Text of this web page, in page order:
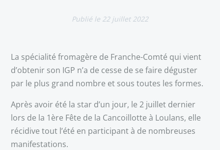
22 juillet 2022
La spécialité fromagère de Franche-Comté qui vient
d’obtenir son IGP n’a de cesse de se faire déguster
par le plus grand nombre et sous toutes les formes.
Après avoir été la star d’un jour, le 2 juillet dernier
lors de la 1ère Fête de la Cancoillotte à Loulans, elle
récidive tout l’été en participant à de nombreuses
manifestations.